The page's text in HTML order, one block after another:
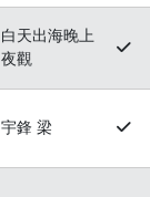
白天出海晚上
夜觀
宇鋒 梁